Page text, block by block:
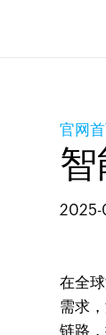
官网
在全
需求
链路